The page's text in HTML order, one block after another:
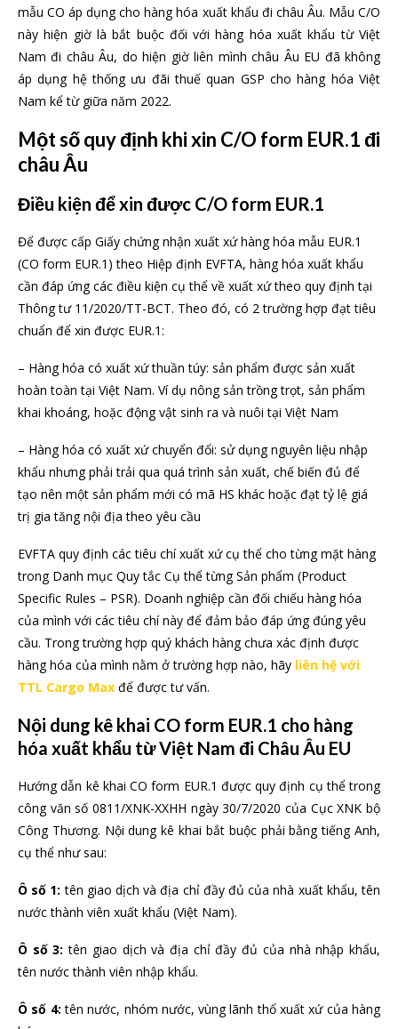
mẫu CO áp dụng cho hàng hóa xuất khẩu đi châu Âu. Mẫu C/O
này hiện giờ là bắt buộc đối với hàng hóa xuất khẩu từ Việt
Nam đi châu Âu, do hiện giờ liên mình châu Âu EU đã không
áp dụng hệ thống ưu đãi thuế quan GSP cho hàng hóa Việt
Nam kể từ giữa năm 2022.
Một số quy định khi xin C/O form EUR.1 đi
châu Âu
Điều kiện để xin được C/O form EUR.1
Để được cấp Giấy chứng nhận xuất xứ hàng hóa mẫu EUR.1
(CO form EUR.1) theo Hiệp định EVFTA, hàng hóa xuất khẩu
cần đáp ứng các điều kiện cụ thể về xuất xứ theo quy định tại
Thông tư 11/2020/TT-BCT. Theo đó, có 2 trường hợp đạt tiêu
chuẩn để xin được EUR.1:
– Hàng hóa có xuất xứ thuần túy: sản phẩm được sản xuất
hoàn toàn tại Việt Nam. Ví dụ nông sản trồng trọt, sản phẩm
khai khoáng, hoặc động vật sinh ra và nuôi tại Việt Nam
– Hàng hóa có xuất xứ chuyển đổi: sử dụng nguyên liệu nhập
khẩu nhưng phải trải qua quá trình sản xuất, chế biến đủ để
tạo nên một sản phẩm mới có mã HS khác hoặc đạt tỷ lệ giá
trị gia tăng nội địa theo yêu cầu
EVFTA quy định các tiêu chí xuất xứ cụ thể cho từng mặt hàng
trong Danh mục Quy tắc Cụ thể từng Sản phẩm (Product
Specific Rules – PSR). Doanh nghiệp cần đối chiếu hàng hóa
của mình với các tiêu chí này để đảm bảo đáp ứng đúng yêu
cầu. Trong trường hợp quý khách hàng chưa xác định được
hàng hóa của mình nằm ở trường hợp nào, hãy liên hệ với
TTL Cargo Max để được tư vấn.
Nội dung kê khai CO form EUR.1 cho hàng
hóa xuất khẩu từ Việt Nam đi Châu Âu EU
Hướng dẫn kê khai CO form EUR.1 được quy định cụ thể trong
công văn số 0811/XNK-XXHH ngày 30/7/2020 của Cục XNK bộ
Công Thương. Nội dung kê khai bắt buộc phải bằng tiếng Anh,
cụ thể như sau:
Ô số 1: tên giao dịch và địa chỉ đầy đủ của nhà xuất khẩu, tên
nước thành viên xuất khẩu (Việt Nam).
Ô số 3: tên giao dịch và địa chỉ đầy đủ của nhà nhập khẩu,
tên nước thành viên nhập khẩu.
Ô số 4: tên nước, nhóm nước, vùng lãnh thổ xuất xứ của hàng